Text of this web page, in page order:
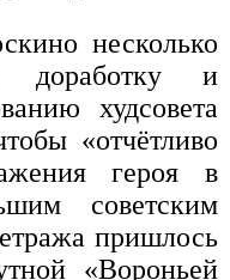
несколько
доработку и
худсовета
«отчётливо
героя в
советским
пришлось
«Вороньей